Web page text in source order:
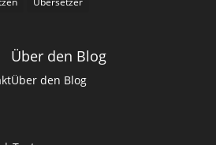
Über den Blog
Über den Blog